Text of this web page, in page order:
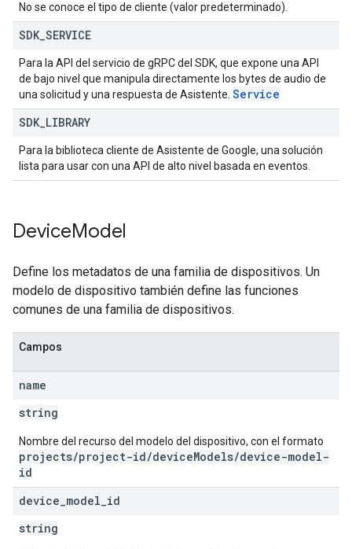
No se conoce el tipo de cliente (valor predeterminado).
SDK SERVICE
Para la API del servicio de gRPC del SDK, que expone una API
de bajo nivel que manipula directamente los bytes de audio de
una solicitud y una respuesta de Asistente. Service
SDK LIBRARY
Para la biblioteca cliente de Asistente de Google, una solución
lista para usar con una API de alto nivel basada en eventos.
DeviceModel
Define los metadatos de una familia de dispositivos. Un
modelo de dispositivo también define las funciones
comunes de una familia de dispositivos.
Campos
name
string
Nombre del recurso del modelo del dispositivo, con el formato
projects/project-id/deviceModels/device-model-
id
device model id
string